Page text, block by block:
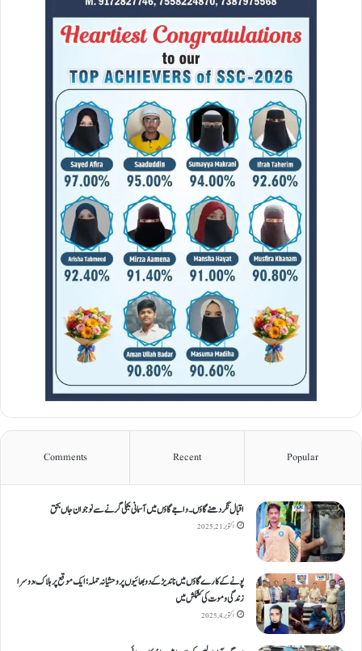
Popular
Recent
Comments
اقبال نگر دھنےگاؤں۔ واجےگاؤں میں آسمانی بجلی گرنے سے نوجوان جاں بحق
اکتوبر 21, 2025
پونے کے کارےگاؤں میں ناندیڑ کے دو بھائیوں پر وحشیانہ حملہ؛ ایک موقع پر ہلاک، دوسرا
زندگی و موت کی کشمکش میں
اکتوبر 4, 2025